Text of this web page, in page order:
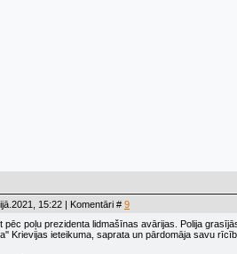
15:22 | Komentāri # 9
pēc poļu prezidenta lidmašīnas avārijas. Polija
Krievijas ieteikuma, saprata un pārdomāja savu